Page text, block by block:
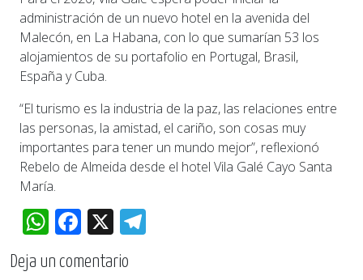
administración de un nuevo hotel en la avenida del
Malecón, en La Habana, con lo que sumarían 53 los
alojamientos de su portafolio en Portugal, Brasil,
España y Cuba.
“El turismo es la industria de la paz, las relaciones entre
las personas, la amistad, el cariño, son cosas muy
importantes para tener un mundo mejor”, reflexionó
Rebelo de Almeida desde el hotel Vila Galé Cayo Santa
María.
WhatsApp
Facebook
X
Deja un comentario